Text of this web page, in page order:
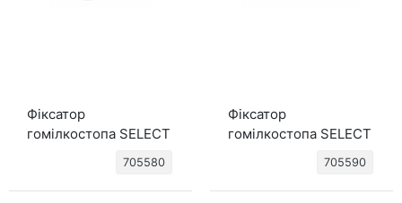
Фіксатор
гомілкостопа SELECT
705580
Фіксатор
гомілкостопа SELECT
705590